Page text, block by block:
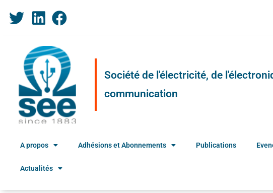
Société de l'électricité, de
communication
A propos Adhésions et Abonnements Publications
Actualités